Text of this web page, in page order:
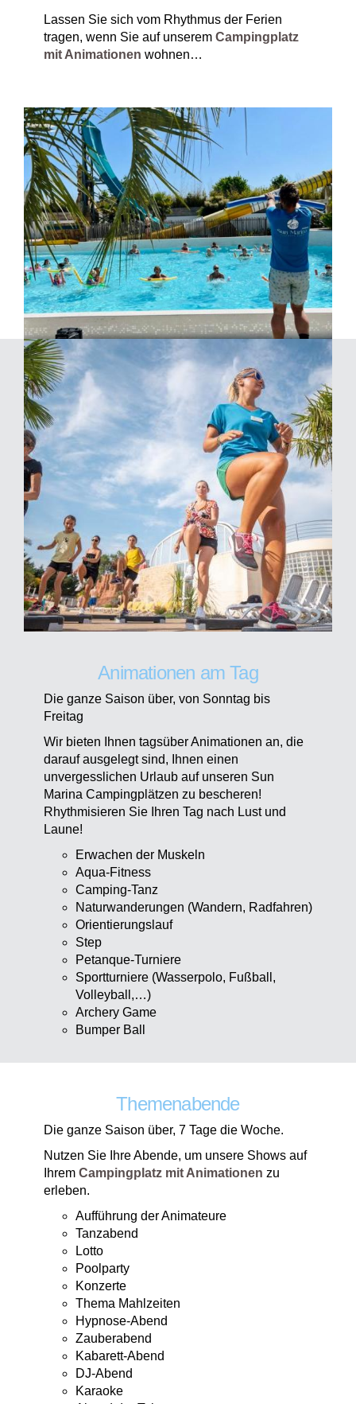
Lassen Sie sich vom Rhythmus der Ferien
tragen, wenn Sie auf unserem Campingplatz
mit Animationen wohnen…
Animationen am Tag
Die ganze Saison über, von Sonntag bis
Freitag
Wir bieten Ihnen tagsüber Animationen an, die
darauf ausgelegt sind, Ihnen einen
unvergesslichen Urlaub auf unseren Sun
Marina Campingplätzen zu bescheren!
Rhythmisieren Sie Ihren Tag nach Lust und
Laune!
Erwachen der Muskeln
Aqua-Fitness
Camping-Tanz
Naturwanderungen (Wandern, Radfahren)
Orientierungslauf
Step
Petanque-Turniere
Sportturniere (Wasserpolo, Fußball,
Volleyball,…)
Archery Game
Bumper Ball
Themenabende
Die ganze Saison über, 7 Tage die Woche.
Nutzen Sie Ihre Abende, um unsere Shows auf
Ihrem Campingplatz mit Animationen zu
erleben.
Aufführung der Animateure
Tanzabend
Lotto
Poolparty
Konzerte
Thema Mahlzeiten
Hypnose-Abend
Zauberabend
Kabarett-Abend
DJ-Abend
Karaoke